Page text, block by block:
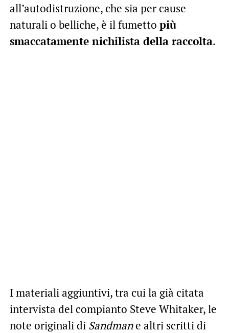
all’autodistruzione, che sia per cause
naturali o belliche, è il fumetto più
smaccatamente nichilista della raccolta.
I materiali aggiuntivi, tra cui la già citata
intervista del compianto Steve Whitaker, le
note originali di Sandmane altri scritti di